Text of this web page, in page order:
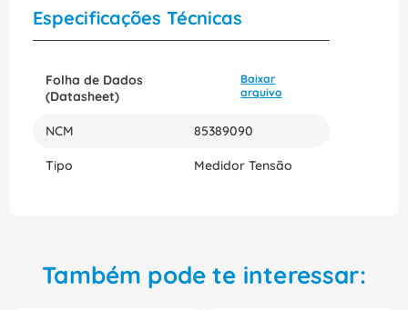
Especificações Técnicas
Folha de Dados
(Datasheet)
Baixar
arquivo
NCM 85389090
Tipo Medidor Tensão
Também pode te interessar: